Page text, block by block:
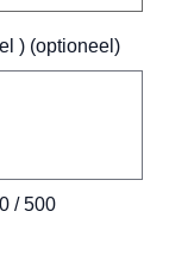
) (optioneel)
0 / 500